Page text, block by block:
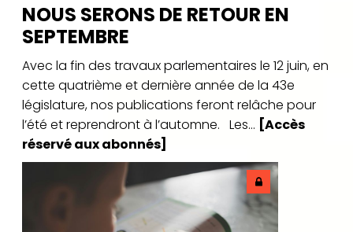
NOUS SERONS DE RETOUR EN
SEPTEMBRE
Avec la fin des travaux parlementaires le 12 juin, en
cette quatrième et dernière année de la 43e
législature, nos publications feront relâche pour
l’été et reprendront à l’automne. Les... [Accès
réservé aux abonnés]